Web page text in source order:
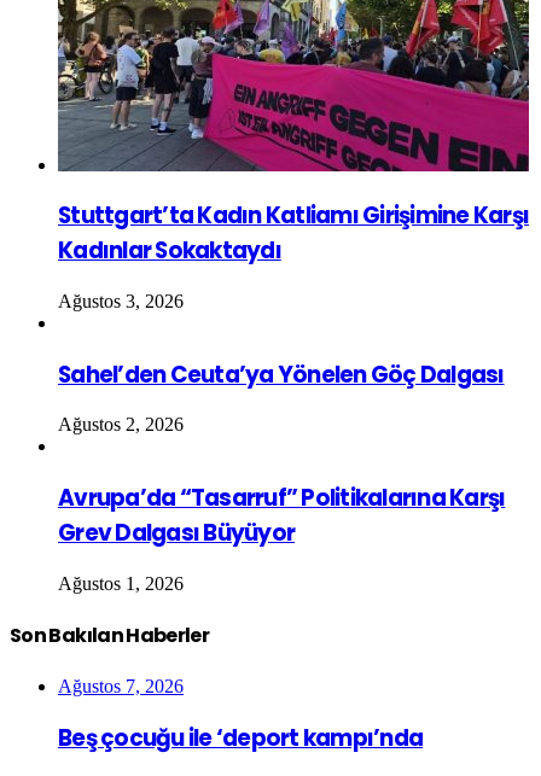
Stuttgart’ta Kadın Katliamı Girişimine Karşı
Kadınlar Sokaktaydı
Ağustos 3, 2026
Sahel’den Ceuta’ya Yönelen Göç Dalgası
Ağustos 2, 2026
Avrupa’da “Tasarruf” Politikalarına Karşı
Grev Dalgası Büyüyor
Ağustos 1, 2026
Son Bakılan Haberler
Ağustos 7, 2026
Beş çocuğu ile ‘deport kampı’nda